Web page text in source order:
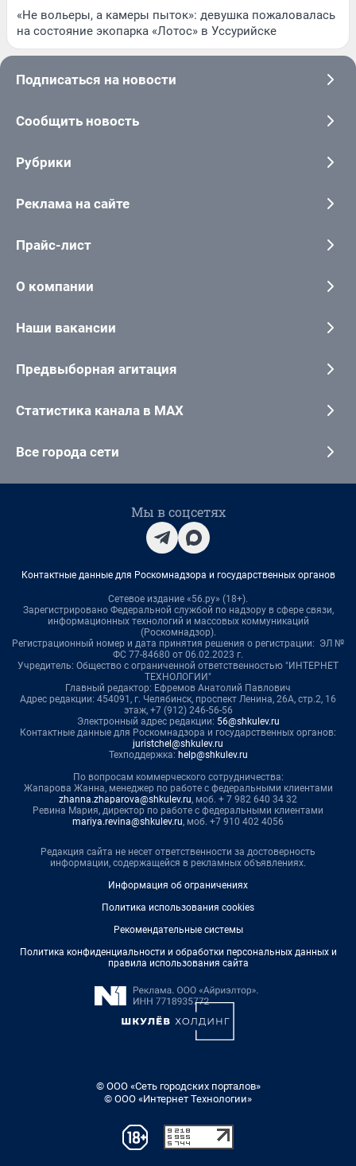
«Не вольеры, а камеры пыток»: девушка пожаловалась
на состояние экопарка «Лотос» в Уссурийске
Подписаться на новости
Сообщить новость
Рубрики
Реклама на сайте
Прайс-лист
О компании
Наши вакансии
Предвыборная агитация
Статистика канала в MAX
Все города сети
Мы в соцсетях
Контактные данные для Роскомнадзора и государственных органов
Сетевое издание «56.ру» (18+).
Зарегистрировано Федеральной службой по надзору в сфере связи,
информационных технологий и массовых коммуникаций
(Роскомнадзор).
Регистрационный номер и дата принятия решения о регистрации: ЭЛ №
ФС 77-84680 от 06.02.2023 г.
Учредитель: Общество с ограниченной ответственностью "ИНТЕРНЕТ
ТЕХНОЛОГИИ"
Главный редактор: Ефремов Анатолий Павлович
Адрес редакции: 454091, г. Челябинск, проспект Ленина, 26А, стр.2, 16
этаж, +7 (912) 246-56-56
Электронный адрес редакции: 56@shkulev.ru
Контактные данные для Роскомнадзора и государственных органов:
juristchel@shkulev.ru
Техподдержка: help@shkulev.ru
По вопросам коммерческого сотрудничества:
Жапарова Жанна, менеджер по работе с федеральными клиентами
zhanna.zhaparova@shkulev.ru, моб. + 7 982 640 34 32
Ревина Мария, директор по работе с федеральными клиентами
mariya.revina@shkulev.ru, моб. +7 910 402 4056
Редакция сайта не несет ответственности за достоверность
информации, содержащейся в рекламных объявлениях.
Информация об ограничениях
Политика использования cookies
Рекомендательные системы
Политика конфиденциальности и обработки персональных данных и
правила использования сайта
© ООО «Сеть городских порталов»
© ООО «Интернет Технологии»